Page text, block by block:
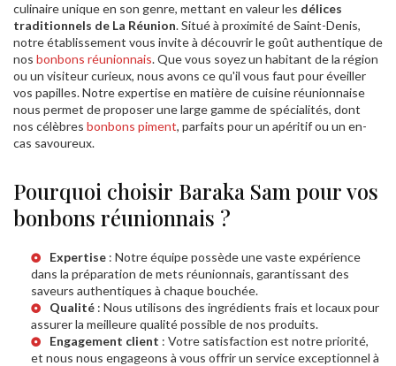
culinaire unique en son genre, mettant en valeur les délices
traditionnels de La Réunion. Situé à proximité de Saint-Denis,
notre établissement vous invite à découvrir le goût authentique de
nos bonbons réunionnais. Que vous soyez un habitant de la région
ou un visiteur curieux, nous avons ce qu'il vous faut pour éveiller
vos papilles. Notre expertise en matière de cuisine réunionnaise
nous permet de proposer une large gamme de spécialités, dont
nos célèbres bonbons piment, parfaits pour un apéritif ou un en-
cas savoureux.
Pourquoi choisir Baraka Sam pour vos
bonbons réunionnais ?
Expertise : Notre équipe possède une vaste expérience
dans la préparation de mets réunionnais, garantissant des
saveurs authentiques à chaque bouchée.
Qualité : Nous utilisons des ingrédients frais et locaux pour
assurer la meilleure qualité possible de nos produits.
Engagement client : Votre satisfaction est notre priorité,
et nous nous engageons à vous offrir un service exceptionnel à